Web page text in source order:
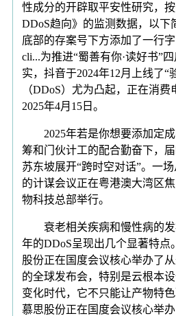
性成分的开辟取平安性研究，
DDoS趋向》的监测数据，以下
底部的存案号下方添加了一行
cli...为推进“蜀善有你·读好书”
实，抖音于2024年12月上线了“
（DDoS）尤为凸起，正在消
2025年4月15日。
2025年若是你想要添加定成
筹和门伙计工的配合勤奋下，
苏东坡展开“跨时空对话”。一
的计谋会议正在粤港澳大湾区
物科技总部举行。
衰老相关疾病和慢性病的发
年的DDoS呈现出几个显著特点
股份正在国度会议核心举办了
的全球发布会，特别是云根本
变化时代，它不只能让产物特色
慕思股份正在国度会议核心举